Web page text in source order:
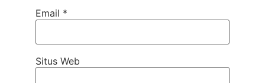
Email *
Situs Web